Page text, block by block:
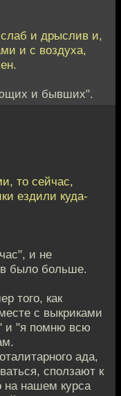
и дрыслив и,
и с воздуха,
и бывших".
то сейчас,
ездили куда-
и не
было больше.
того, как
с выкриками
и "я помню всю
ада,
сползают к
на нашем курса